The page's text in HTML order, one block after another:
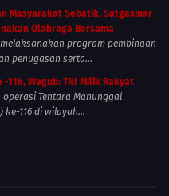
Masyarakat Sebatik, Satgasmar
Olahraga Bersama
program pembinaan
penugasan serta...
-116, Wagub: TNI Milik Rakyat
operasi Tentara Manunggal
ke-116 di wilayah...